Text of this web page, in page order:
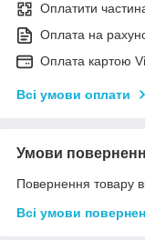
Оплатити
Оплата на
Оплата картою
Всі умови оплати
Умови
Повернення товару
Всі умови